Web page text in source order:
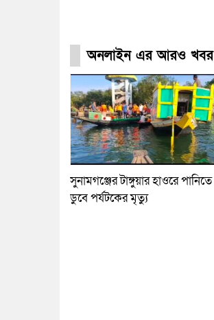
অনলাইন এর আরও খবর
সুনামগঞ্জের টাঙ্গুয়ার হাওরে পানিতে
ডুবে পর্যটকের মৃত্যু